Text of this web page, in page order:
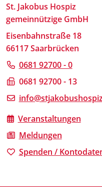
St. Jakobus Hospiz
gemeinnützige GmbH
Eisenbahnstraße 18
66117 Saarbrücken
0681 92700 - 0
0681 92700 - 13
Veranstaltungen
Meldungen
Spenden /